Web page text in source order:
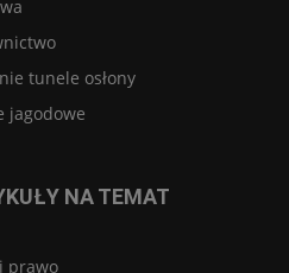
tunele osłony
jagodowe
NA TEMAT
prawo